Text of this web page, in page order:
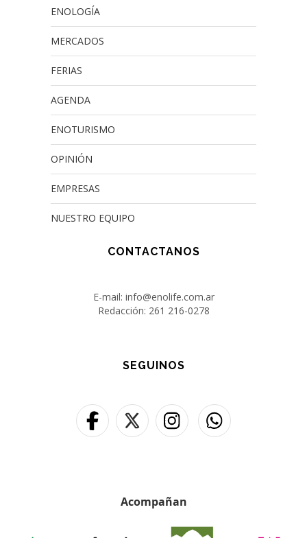
ENOLOGÍA
MERCADOS
FERIAS
AGENDA
ENOTURISMO
OPINIÓN
EMPRESAS
NUESTRO EQUIPO
CONTACTANOS
E-mail: info@enolife.com.ar
Redacción: 261 216-0278
SEGUINOS
Acompañan